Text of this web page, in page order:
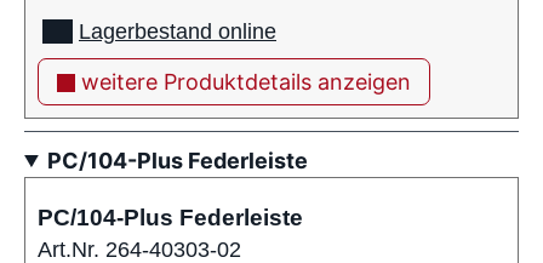
Lagerbestand online
weitere Produktdetails anzeigen
PC/104-Plus Federleiste
PC/104-Plus Federleiste
Art.Nr. 264-40303-02